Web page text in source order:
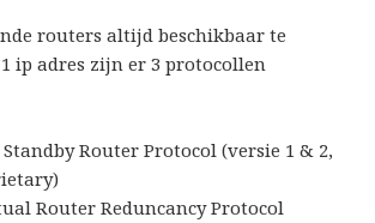
routers altijd beschikbaar te
ip adres zijn er 3 protocollen
Standby Router Protocol (versie 1 & 2,
Router Reduncancy Protocol